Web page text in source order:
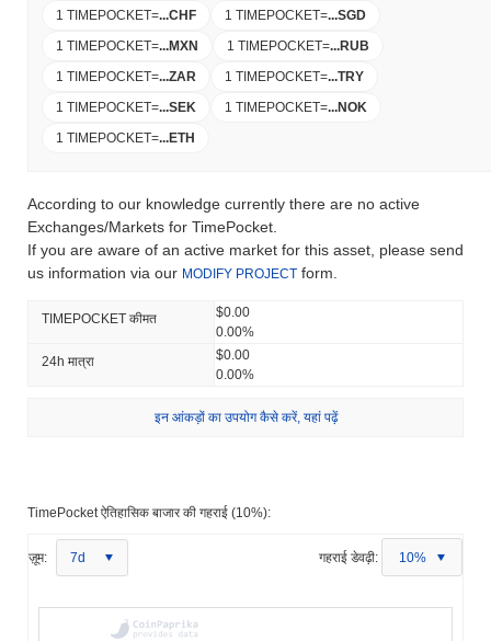
1 TIMEPOCKET=...CHF 1 TIMEPOCKET=...SGD
1 TIMEPOCKET=...MXN 1 TIMEPOCKET=...RUB
1 TIMEPOCKET=...ZAR 1 TIMEPOCKET=...TRY
1 TIMEPOCKET=...SEK 1 TIMEPOCKET=...NOK
1 TIMEPOCKET=...ETH
According to our knowledge currently there are no active
Exchanges/Markets for TimePocket.
If you are aware of an active market for this asset, please send
us information via our MODIFY PROJECT form.
TIMEPOCKET कीमत
$0.00
0.00%
24h मात्रा
$0.00
0.00%
इन आंकड़ों का उपयोग कैसे करें, यहां पढ़ें
TimePocket ऐतिहासिक बाजार की गहराई (10%):
ज़ूम: 7d गहराई डेवढ़ी: 10%